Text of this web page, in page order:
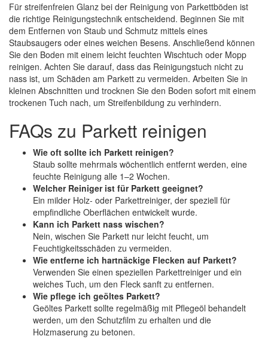
Für streifenfreien Glanz bei der Reinigung von Parkettböden ist
die richtige Reinigungstechnik entscheidend. Beginnen Sie mit
dem Entfernen von Staub und Schmutz mittels eines
Staubsaugers oder eines weichen Besens. Anschließend können
Sie den Boden mit einem leicht feuchten Wischtuch oder Mopp
reinigen. Achten Sie darauf, dass das Reinigungstuch nicht zu
nass ist, um Schäden am Parkett zu vermeiden. Arbeiten Sie in
kleinen Abschnitten und trocknen Sie den Boden sofort mit einem
trockenen Tuch nach, um Streifenbildung zu verhindern.
FAQs zu Parkett reinigen
Wie oft sollte ich Parkett reinigen?
Staub sollte mehrmals wöchentlich entfernt werden, eine
feuchte Reinigung alle 1–2 Wochen.
Welcher Reiniger ist für Parkett geeignet?
Ein milder Holz- oder Parkettreiniger, der speziell für
empfindliche Oberflächen entwickelt wurde.
Kann ich Parkett nass wischen?
Nein, wischen Sie Parkett nur leicht feucht, um
Feuchtigkeitsschäden zu vermeiden.
Wie entferne ich hartnäckige Flecken auf Parkett?
Verwenden Sie einen speziellen Parkettreiniger und ein
weiches Tuch, um den Fleck sanft zu entfernen.
Wie pflege ich geöltes Parkett?
Geöltes Parkett sollte regelmäßig mit Pflegeöl behandelt
werden, um den Schutzfilm zu erhalten und die
Holzmaserung zu betonen.